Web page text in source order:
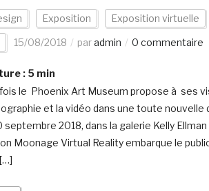
Exposition Exposition virtuelle
15/08/2018 paradmin 0 commentaire
: 5 min
le Phoenix Art Museum propose à ses
et la vidéo dans une toute nouvelle
septembre 2018, dans la galerie Kelly Ellman
Moonage Virtual Reality embarque le